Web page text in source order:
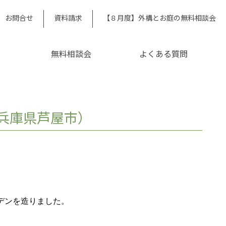
お問合せ 資料請求 【８月度】外構とお庭の無料相談会
無料相談会 よくある質問
県芦屋市）
を造りました。